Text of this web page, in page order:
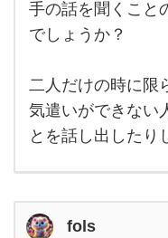
い気
がし
ます
人の
話は
聞い
てい
て
手の話を聞くこと
でしょうか？
二人だけの時に限
気遣いができない
とを話し出したり
fols